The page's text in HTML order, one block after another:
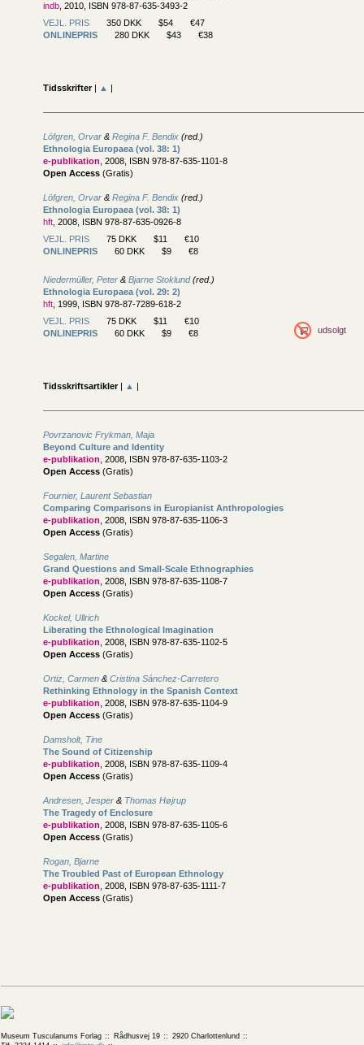
indb , 2010, ISBN 978-87-635-3493-2
VEJL. PRIS
350 DKK $54
€47
ONLINEPRIS
280 DKK $43 €38
Tidsskrifter| ▲ |
Löfgren, Orvar & Regina F. Bendix (red.)
Ethnologia Europaea (vol. 38: 1)
e-publikation , 2008, ISBN 978-87-635-1101-8
Open Access (Gratis)
Löfgren, Orvar & Regina F. Bendix (red.)
Ethnologia Europaea (vol. 38: 1)
hft , 2008, ISBN 978-87-635-0926-8
VEJL. PRIS
75 DKK $11
€10
ONLINEPRIS
60 DKK $9 €8
Niedermüller, Peter & Bjarne Stoklund(red.)
Ethnologia Europaea (vol. 29: 2)
hft , 1999, ISBN 978-87-7289-618-2
VEJL. PRIS
75 DKK $11
€10
ONLINEPRIS
60 DKK $9 €8 udsolgt
Tidsskriftsartikler| ▲ |
Povrzanovic Frykman, Maja
Beyond Culture and Identity
e-publikation , 2008, ISBN 978-87-635-1103-2
Open Access (Gratis)
Fournier, Laurent Sebastian
Comparing Comparisons in Europianist Anthropologies
e-publikation , 2008, ISBN 978-87-635-1106-3
Open Access (Gratis)
Segalen, Martine
Grand Questions and Small-Scale Ethnographies
e-publikation , 2008, ISBN 978-87-635-1108-7
Open Access (Gratis)
Kockel, Ullrich
Liberating the Ethnological Imagination
e-publikation , 2008, ISBN 978-87-635-1102-5
Open Access (Gratis)
Ortiz, Carmen & Cristina Sánchez-Carretero
Rethinking Ethnology in the Spanish Context
e-publikation , 2008, ISBN 978-87-635-1104-9
Open Access (Gratis)
Damsholt, Tine
The Sound of Citizenship
e-publikation , 2008, ISBN 978-87-635-1109-4
Open Access (Gratis)
Andresen, Jesper & Thomas Højrup
The Tragedy of Enclosure
e-publikation , 2008, ISBN 978-87-635-1105-6
Open Access (Gratis)
Rogan, Bjarne
The Troubled Past of European Ethnology
e-publikation , 2008, ISBN 978-87-635-1111-7
Open Access (Gratis)
Museum Tusculanums Forlag Rådhusvej 19
2920 Charlottenlund